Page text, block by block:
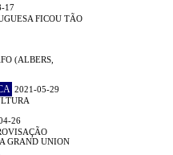
17
FICOU TÃO
(ALBERS,
2021-05-29
26
GRAND UNION